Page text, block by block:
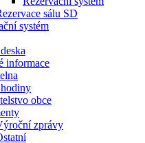
sálu SD
systém
informace
obce
zprávy